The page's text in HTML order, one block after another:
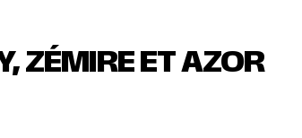
ZÉMIRE ET AZOR